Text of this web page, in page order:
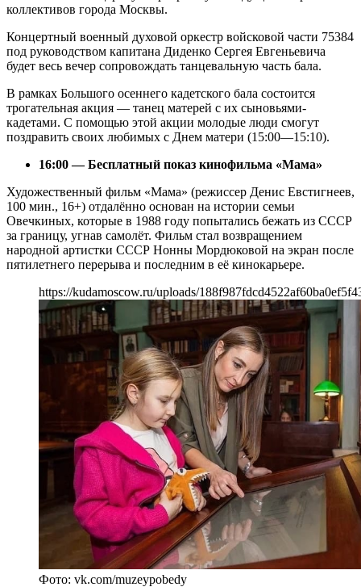
коллективов города Москвы.
Концертный военный духовой оркестр войсковой части 75384
под руководством капитана Диденко Сергея Евгеньевича
будет весь вечер сопровождать танцевальную часть бала.
В рамках Большого осеннего кадетского бала состоится
трогательная акция — танец матерей с их сыновьями-
кадетами. С помощью этой акции молодые люди смогут
поздравить своих любимых с Днем матери (15:00—15:10).
16:00 — Бесплатный показ кинофильма «Мама»
Художественный фильм «Мама» (режиссер Денис Евстигнеев,
100 мин., 16+) отдалённо основан на истории семьи
Овечкиных, которые в 1988 году попытались бежать из СССР
за границу, угнав самолёт. Фильм стал возвращением
народной артистки СССР Нонны Мордюковой на экран после
пятилетнего перерыва и последним в её кинокарьере.
https://kudamoscow.ru/uploads/
Фото: vk.com/muzeypobedy